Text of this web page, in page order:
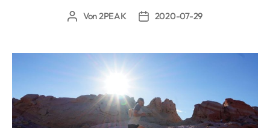
Beitragsautor
Von2PEAK Beitragsdatum
2020-07-29